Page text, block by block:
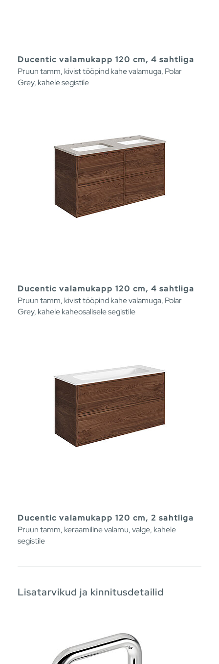
Ducentic valamukapp 120 cm, 4 sahtliga
Pruun tamm, kivist tööpind kahe valamuga, Polar
Grey, kahele segistile
Ducentic valamukapp 120 cm, 4 sahtliga
Pruun tamm, kivist tööpind kahe valamuga, Polar
Grey, kahele kaheosalisele segistile
Ducentic valamukapp 120 cm, 2 sahtliga
Pruun tamm, keraamiline valamu, valge, kahele
segistile
Lisatarvikud ja kinnitusdetailid